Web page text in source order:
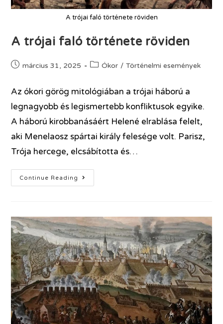
A trójai faló története röviden
A trójai faló története röviden
március 31, 2025 Ókor / Történelmi események
Az ókori görög mitológiában a trójai háború a
legnagyobb és legismertebb konfliktusok egyike.
A háború kirobbanásáért Helené elrablása felelt,
aki Menelaosz spártai király felesége volt. Parisz,
Trója hercege, elcsábította és…
Continue Reading